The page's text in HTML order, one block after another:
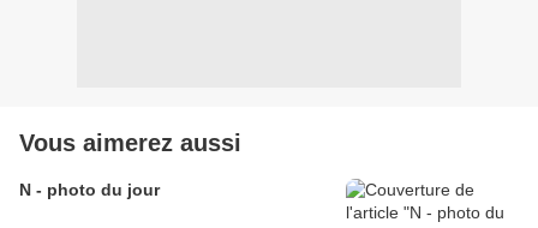
Vous aimerez aussi
N - photo du jour